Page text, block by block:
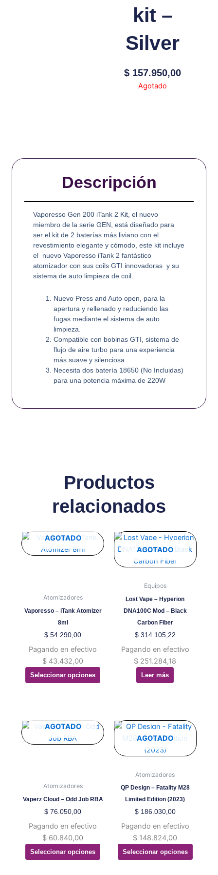
kit –
Silver
$ 157.950,00
Agotado
Descripción
Vaporesso Gen 200 iTank 2 Kit, el nuevo
miembro de la serie GEN, está diseñado para
ser el kit de 2 baterías más liviano con el
revestimiento elegante y cómodo, este kit incluye
el nuevo Vaporesso iTank 2 fantástico
atomizador con sus coils GTI innovadoras y su
sistema de auto limpieza de coil.
Nuevo Press and Auto open, para la
apertura y rellenado y reduciendo las
fugas mediante el sistema de auto
limpieza.
Compatible con bobinas GTI, sistema de
flujo de aire turbo para una experiencia
más suave y silenciosa
Necesita dos batería 18650 (No Incluidas)
para una potencia máxima de 220W
Productos
relacionados
AGOTADO
Atomizadores
Vaporesso – iTank Atomizer
8ml
$ 54.290,00
Pagando en efectivo
$ 43.432,00
Seleccionar opciones
Este
producto
Las
opciones
se
pueden
en
la
página
AGOTADO
Equipos
Lost Vape – Hyperion
DNA100C Mod – Black
Carbon Fiber
$314.105,22
Pagando en efectivo
$ 251.284,18
Leer más
AGOTADO
Atomizadores
Vaperz Cloud – Odd Job RBA
$ 76.050,00
Pagando en efectivo
$ 60.840,00
Seleccionar opciones
Este
producto
Las
opciones
se
elegir
en
la
AGOTADO
Atomizadores
QP Design – Fatality M28
Limited Edition (2023)
$186.030,00
Pagando en efectivo
$ 148.824,00
Seleccionar opciones
Este
producto
tiene
variantes.
Las
opciones
se
elegir
en
la